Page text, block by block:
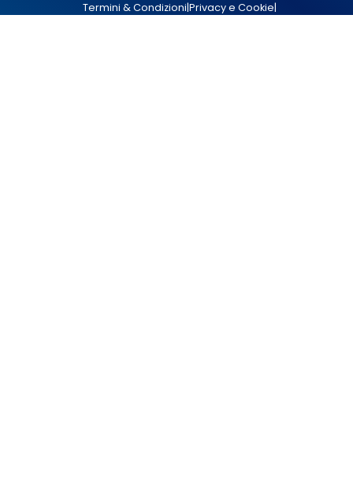
Termini & Condizioni|Privacy e Cookie|